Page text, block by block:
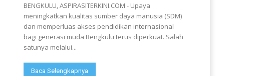
BENGKULU, ASPIRASITERKINI.COM - Upaya
meningkatkan kualitas sumber daya manusia (SDM)
dan memperluas akses pendidikan internasional
bagi generasi muda Bengkulu terus diperkuat. Salah
satunya melalui...
Baca Selengkapnya